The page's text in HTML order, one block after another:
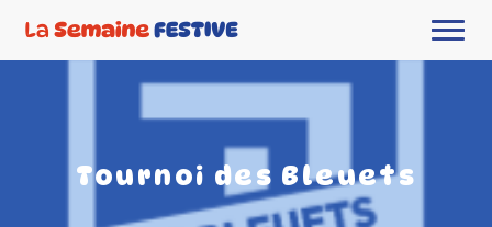
Tournoi des Bleuets